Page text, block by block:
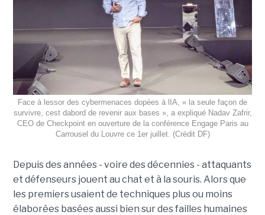
Face à lessor des cybermenaces dopées à lIA, « la seule façon de
survivre, cest dabord de revenir aux bases », a expliqué Nadav Zafrir,
CEO de Checkpoint en ouverture de la conférence Engage Paris au
Carrousel du Louvre ce 1er juillet. (Crédit DF)
Depuis des années - voire des décennies - attaquants
et défenseurs jouent au chat et à la souris. Alors que
les premiers usaient de techniques plus ou moins
élaborées basées aussi bien sur des failles humaines